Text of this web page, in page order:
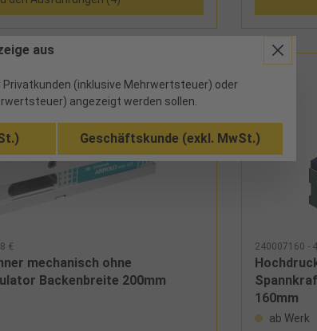
€
mechanisch ohne
Backenbreite 200mm
240007160 -
160mm
ab Werk
aus
Privatkunden (inklusive Mehrwertsteuer) oder
angezeigt werden sollen.
Geschäftskunde (exkl. MwSt.)